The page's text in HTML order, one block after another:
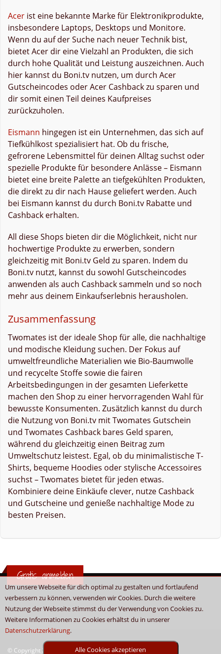
Um unsere Webseite für dich optimal zu gestalten und fortlaufend
verbessern zu können, verwenden wir Cookies. Durch die weitere
Nutzung der Webseite stimmst du der Verwendung von Cookies zu.
Weitere Informationen zu Cookies erhältst du in unserer
Datenschutzerklärung.
Alle Cookies akzeptieren
Acer ist eine bekannte Marke für Elektronikprodukte,
insbesondere Laptops, Desktops und Monitore.
Wenn du auf der Suche nach neuer Technik bist,
bietet Acer dir eine Vielzahl an Produkten, die sich
durch hohe Qualität und Leistung auszeichnen. Auch
hier kannst du Boni.tv nutzen, um durch Acer
Gutscheincodes oder Acer Cashback zu sparen und
dir somit einen Teil deines Kaufpreises
zurückzuholen.
Eismann hingegen ist ein Unternehmen, das sich auf
Tiefkühlkost spezialisiert hat. Ob du frische,
gefrorene Lebensmittel für deinen Alltag suchst oder
spezielle Produkte für besondere Anlässe – Eismann
bietet eine breite Palette an tiefgekühlten Produkten,
die direkt zu dir nach Hause geliefert werden. Auch
bei Eismann kannst du durch Boni.tv Rabatte und
Cashback erhalten.
All diese Shops bieten dir die Möglichkeit, nicht nur
hochwertige Produkte zu erwerben, sondern
gleichzeitig mit Boni.tv Geld zu sparen. Indem du
Boni.tv nutzt, kannst du sowohl Gutscheincodes
anwenden als auch Cashback sammeln und so noch
mehr aus deinem Einkaufserlebnis herausholen.
Zusammenfassung
Twomates ist der ideale Shop für alle, die nachhaltige
und modische Kleidung suchen. Der Fokus auf
umweltfreundliche Materialien wie Bio-Baumwolle
und recycelte Stoffe sowie die fairen
Arbeitsbedingungen in der gesamten Lieferkette
machen den Shop zu einer hervorragenden Wahl für
bewusste Konsumenten. Zusätzlich kannst du durch
die Nutzung von Boni.tv mit Twomates Gutschein
und Twomates Cashback bares Geld sparen,
während du gleichzeitig einen Beitrag zum
Umweltschutz leistest. Egal, ob du minimalistische T-
Shirts, bequeme Hoodies oder stylische Accessoires
suchst – Twomates bietet für jeden etwas.
Kombiniere deine Einkäufe clever, nutze Cashback
und Gutscheine und genieße nachhaltige Mode zu
besten Preisen.
Gratis anmelden
© Copyright 2026 - Boni.tv / Cashback & Gutscheine